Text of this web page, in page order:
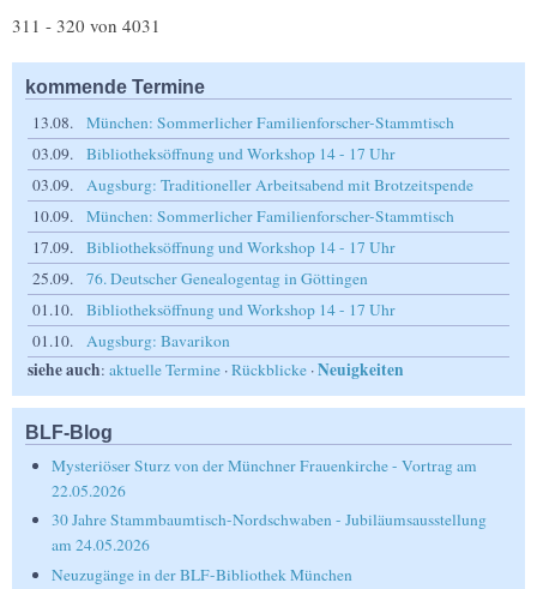
311 - 320 von 4031
kommende Termine
13.08.
München: Sommerlicher Familienforscher-Stammtisch
03.09.
Bibliotheksöffnung und Workshop 14 - 17 Uhr
03.09.
Augsburg: Traditioneller Arbeitsabend mit Brotzeitspende
10.09.
München: Sommerlicher Familienforscher-Stammtisch
17.09.
Bibliotheksöffnung und Workshop 14 - 17 Uhr
25.09.
76. Deutscher Genealogentag in Göttingen
01.10.
Bibliotheksöffnung und Workshop 14 - 17 Uhr
01.10.
Augsburg: Bavarikon
siehe auch: aktuelle Termine ·Rückblicke ·Neuigkeiten
BLF-Blog
Mysteriöser Sturz von der Münchner Frauenkirche - Vortrag am
22.05.2026
30 Jahre Stammbaumtisch-Nordschwaben - Jubiläumsausstellung
am 24.05.2026
Neuzugänge in der BLF-Bibliothek München